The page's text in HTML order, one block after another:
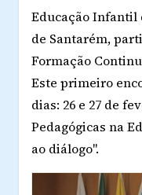
Educação Infantil
de Santarém,
Formação
Este primeiro
dias: 26 e 27 de
Pedagógicas na
ao diálogo".